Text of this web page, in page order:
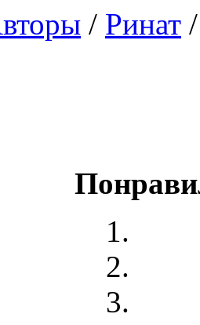
/ Ринат